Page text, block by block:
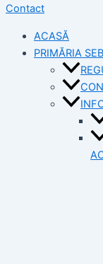
Contact
ACASĂ
PRIMĂRIA